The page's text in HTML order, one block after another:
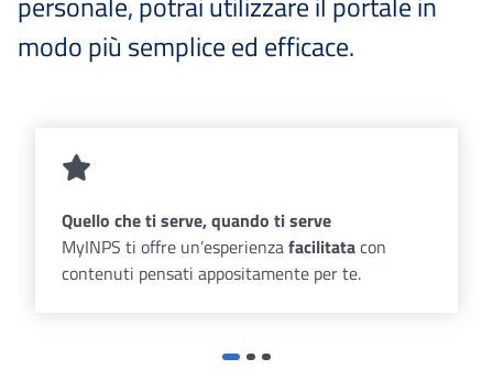
modo più semplice ed efficace.
Quello che ti serve, quando ti serve
MyINPS ti offre un’esperienzafacilitatacon
contenuti pensati appositamente per te.